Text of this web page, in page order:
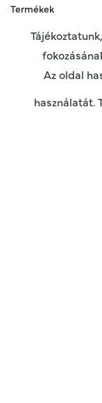
Termékek
Rólunk
Készülékeinkről
Az oldal
használatát.